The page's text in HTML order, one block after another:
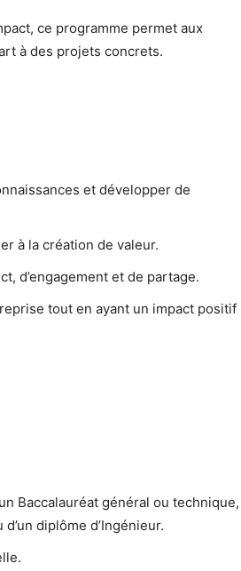
ce programme permet aux
à des projets concrets.
et développer de
à la création de valeur.
d’engagement et de partage.
tout en ayant un impact positif
Baccalauréat général ou technique,
diplôme d’Ingénieur.